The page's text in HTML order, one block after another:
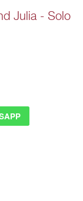
Julia - Solo